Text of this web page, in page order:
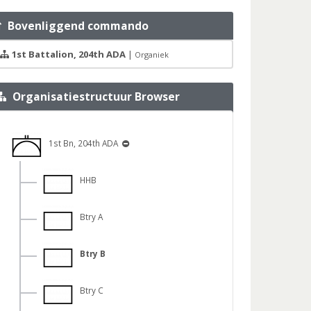
Bovenliggend commando
1st Battalion, 204th ADA| Organiek
Organisatiestructuur Browser
1st Bn, 204th ADA
HHB
Btry A
Btry B
Btry C